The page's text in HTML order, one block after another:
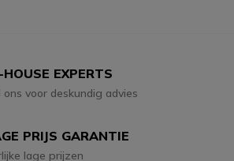
HOUSE EXPERTS
ons voor deskundig advies
PRIJS GARANTIE
lage prijzen